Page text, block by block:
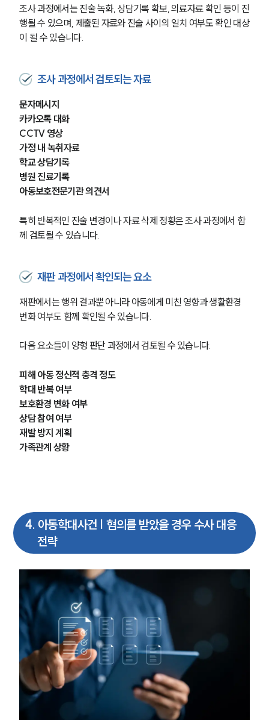
조사 과정에서는 진술 녹화, 상담기록 확보, 의료자료 확인 등이 진
행될 수 있으며, 제출된 자료와 진술 사이의 일치 여부도 확인 대상
이 될 수 있습니다.
조사 과정에서 검토되는 자료
문자메시지
카카오톡 대화
CCTV 영상
가정 내 녹취자료
학교 상담기록
병원 진료기록
아동보호전문기관 의견서
특히 반복적인 진술 변경이나 자료 삭제 정황은 조사 과정에서 함
께 검토될 수 있습니다.
재판 과정에서 확인되는 요소
재판에서는 행위 결과뿐 아니라 아동에게 미친 영향과 생활환경
변화 여부도 함께 확인될 수 있습니다.
다음 요소들이 양형 판단 과정에서 검토될 수 있습니다.
피해 아동 정신적 충격 정도
학대 반복 여부
보호환경 변화 여부
상담 참여 여부
재발 방지 계획
가족관계 상황
4. 아동학대사건 | 혐의를 받았을 경우 수사 대응
전략